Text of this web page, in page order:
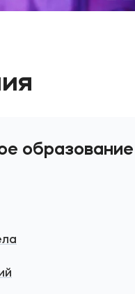
образование